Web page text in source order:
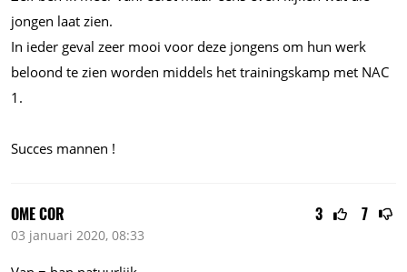
jongen laat zien.
In ieder geval zeer mooi voor deze jongens om hun werk
beloond te zien worden middels het trainingskamp met NAC
1.
Succes mannen !
3 7
OME COR
03 januari 2020, 08:33